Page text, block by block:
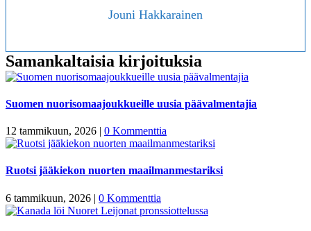
Jouni Hakkarainen
Samankaltaisia kirjoituksia
Suomen nuorisomaajoukkueille uusia päävalmentajia
12 tammikuun, 2026 | 0 Kommenttia
Ruotsi jääkiekon nuorten maailmanmestariksi
6 tammikuun, 2026 | 0 Kommenttia